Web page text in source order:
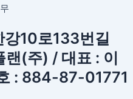
강10로133번길
랜(주) / 대표 : 이
: 884-87-01771